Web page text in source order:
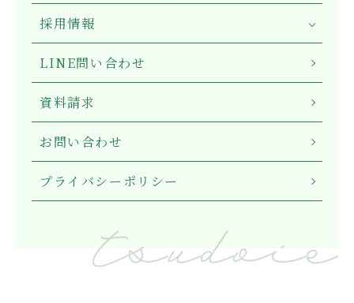
採用情報
LINE問い合わせ
資料請求
お問い合わせ
プライバシーポリシー